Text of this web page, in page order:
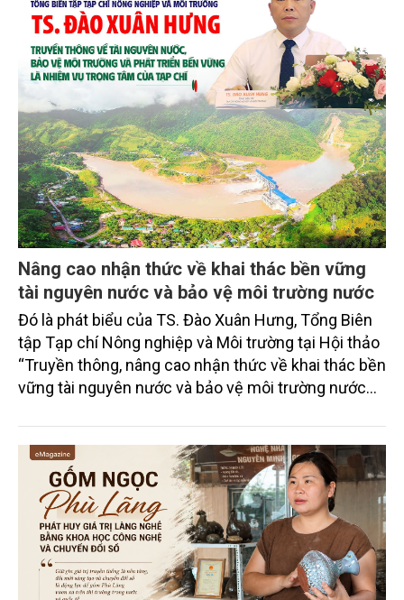
Nâng cao nhận thức về khai thác bền vững
tài nguyên nước và bảo vệ môi trường nước
Đó là phát biểu của TS. Đào Xuân Hưng, Tổng Biên
tập Tạp chí Nông nghiệp và Môi trường tại Hội thảo
“Truyền thông, nâng cao nhận thức về khai thác bền
vững tài nguyên nước và bảo vệ môi trường nước
trường phối hợp với Sở Nông nghiệp và Môi trường
tỉnh Lai Châu tổ chức ngày 10/7/2026. Hội thảo thu
hút sự tham gia của hơn 100 đại biểu là lãnh đạo
các đơn vị thuộc Bộ Nông nghiệp và Môi trường,
chuyên gia, nhà khoa học, Sở Nông nghiệp và Môi
trường tỉnh Lai Châu và đại diện các cơ quan đơn vị
doanh nghiệp ở các tỉnh miền núi phía Bắc.